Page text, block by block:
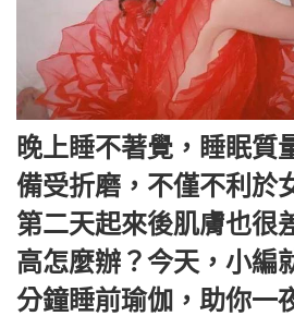
晚上睡不著覺，睡眠質
備受折磨，不僅不利於
第二天起來後肌膚也很
高怎麼辦？今天，小編
分鐘睡前瑜伽，助你一